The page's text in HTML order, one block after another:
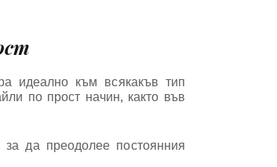
идеално към всякакъв тип
по прост начин, както във
да преодолее постоянния